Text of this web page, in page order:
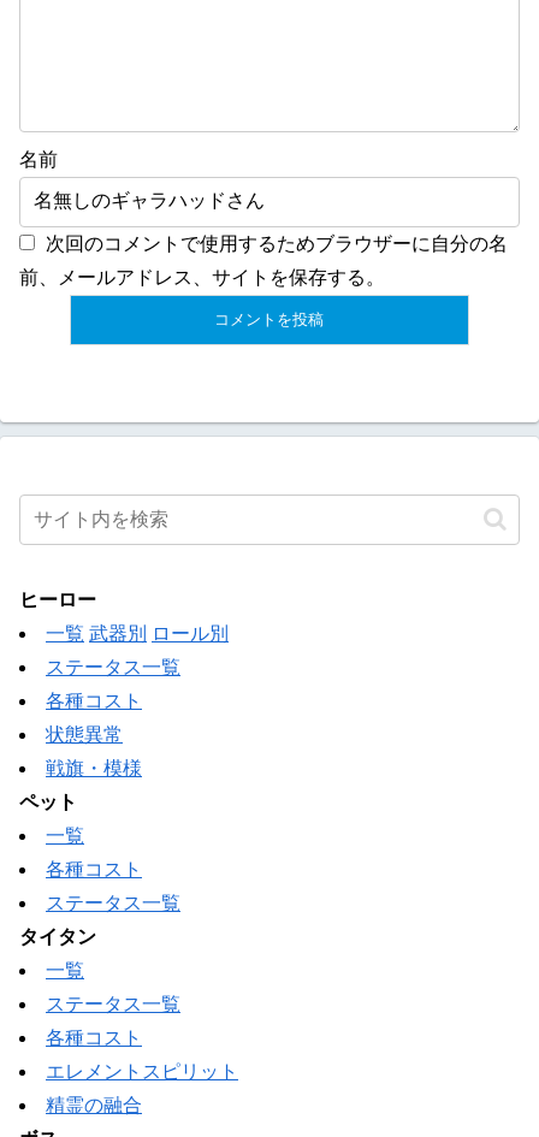
名前
次回のコメントで使用するためブラウザーに自分の名
前、メールアドレス、サイトを保存する。
ヒーロー
一覧 武器別
ロール別
ステータス一覧
各種コスト
状態異常
戦旗・模様
ペット
一覧
各種コスト
ステータス一覧
タイタン
一覧
ステータス一覧
各種コスト
エレメントスピリット
精霊の融合